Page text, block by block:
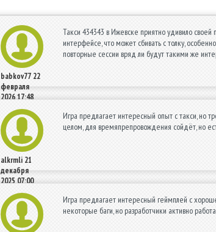
babkov77 22
февраля
2026 17:48
Такси 434343 в Ижевске приятно удивило своей
интерфейсе, что может сбивать с толку,
повторные сессии вряд ли будут такими же
alkrmli 21
декабря
2025 07:00
Игра предлагает интересный опыт с такси, но
целом, для времяпрепровождения сойдёт, но
Игра предлагает интересный геймплей с
некоторые баги, но разработчики активно